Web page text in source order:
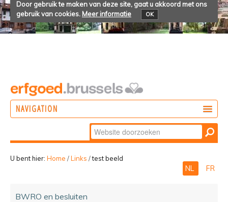
Door gebruik te maken van deze site, gaat u akkoord met ons
gebruik van cookies. Meer informatie OK
NAVIGATION
Zoek
Geavanceerd
zoeken...
U bent hier: Home /Links /test beeld
NL FR
BWRO en besluiten